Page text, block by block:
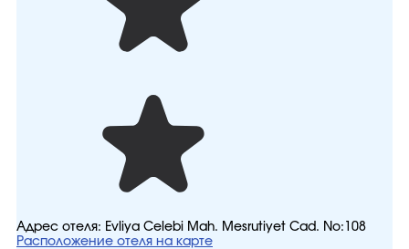
Адрес отеля: Evliya Celebi Mah. Mesrutiyet Cad. No:108
Расположение отеля на карте